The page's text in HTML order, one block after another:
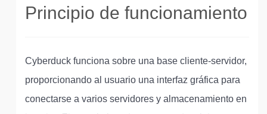
Principio de funcionamiento
Cyberduck funciona sobre una base cliente-servidor,
proporcionando al usuario una interfaz gráfica para
conectarse a varios servidores y almacenamiento en